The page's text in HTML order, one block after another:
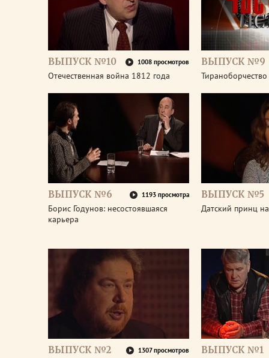
ВЫПУСК №10 1008 просмотров
Отечественная война 1812 года
ВЫПУСК №9
ВЫПУСК №6 1193 просмотра
Борис Годунов: несостоявшаяся
карьера
ВЫПУСК №5
Датский принц
ВЫПУСК №2 1307 просмотров ВЫПУСК №1